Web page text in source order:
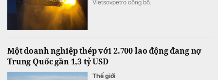
Vietsovpetro công bố.
Một doanh nghiệp thép với 2.700 lao động đang nợ
Trung Quốc gần 1,3 tỷ USD
Thế giới